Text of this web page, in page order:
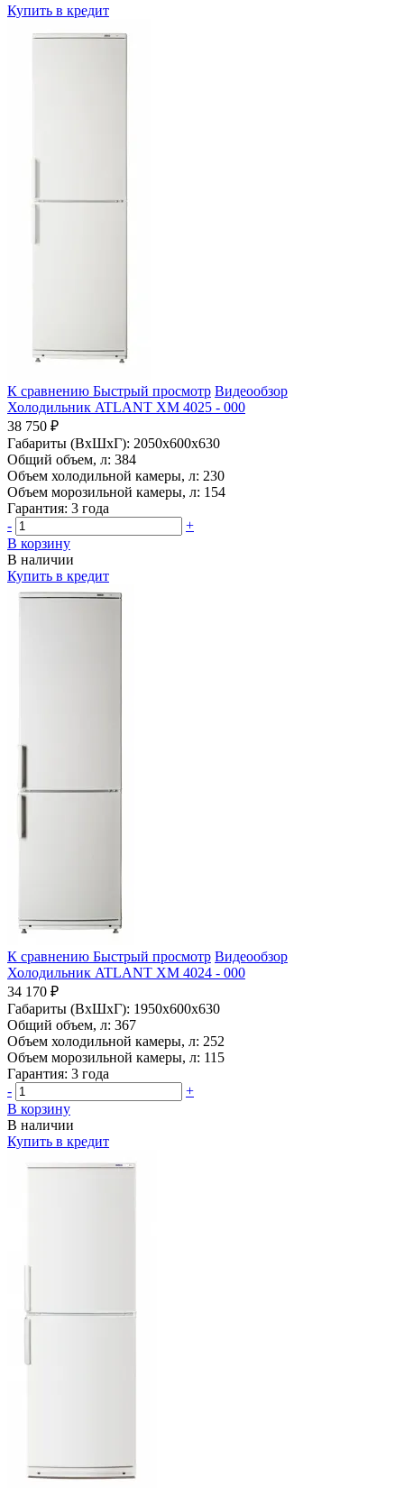
Купить в кредит
К сравнению Быстрый просмотр Видеообзор
Холодильник ATLANT ХМ 4025 - 000
38 750 ₽
Габариты (ВхШхГ): 2050x600x630
Общий объем, л: 384
Объем холодильной камеры, л: 230
Объем морозильной камеры, л: 154
Гарантия: 3 года
-
+
В корзину
В наличии
Купить в кредит
К сравнению Быстрый просмотр Видеообзор
Холодильник ATLANT ХМ 4024 - 000
34 170 ₽
Габариты (ВхШхГ): 1950x600x630
Общий объем, л: 367
Объем холодильной камеры, л: 252
Объем морозильной камеры, л: 115
Гарантия: 3 года
-
+
В корзину
В наличии
Купить в кредит